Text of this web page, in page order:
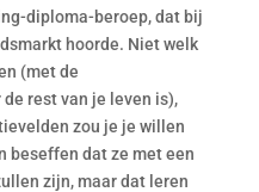
diploma-beroep, dat bij
hoorde. Niet welk
(met de
rest van je leven is),
zou je je willen
beseffen dat ze met een
zijn, maar dat leren